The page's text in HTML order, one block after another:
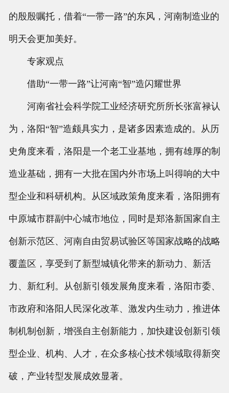
的殷殷嘱托，借着“一带一路”的东风，河南制造业的
明天会更加美好。
专家观点
借助“一带一路”让河南“智”造闪耀世界
河南省社会科学院工业经济研究所所长张富禄认
为，洛阳“智”造颇具实力，是诸多因素造成的。从历
史角度来看，洛阳是一个老工业基地，拥有雄厚的制
造业基础，拥有一大批在国内外市场上叫得响的大中
型企业和科研机构。从区域政策角度来看，洛阳拥有
中原城市群副中心城市地位，同时是郑洛新国家自主
创新示范区、河南自由贸易试验区等国家战略的战略
覆盖区，享受到了新型城镇化带来的新动力、新活
力、新红利。从创新引领发展角度来看，洛阳市委、
市政府和洛阳人民深化改革、激发内生动力，推进体
制机制创新，增强自主创新能力，加快建设创新引领
型企业、机构、人才，在众多核心技术领域取得新突
破，产业转型发展成效显著。